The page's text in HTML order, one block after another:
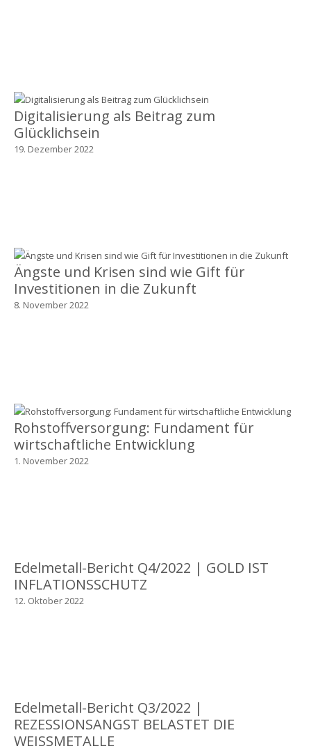
Digitalisierung als Beitrag zum
Glücklichsein
19. Dezember 2022
Ängste und Krisen sind wie Gift für
Investitionen in die Zukunft
8. November 2022
Rohstoffversorgung: Fundament für
wirtschaftliche Entwicklung
1. November 2022
Edelmetall-Bericht Q4/2022 | GOLD IST
INFLATIONSSCHUTZ
12. Oktober 2022
Edelmetall-Bericht Q3/2022 |
REZESSIONSANGST BELASTET DIE
WEISSMETALLE